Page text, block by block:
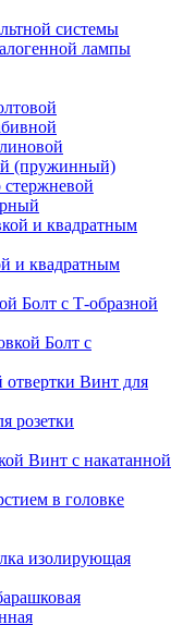
системы
лампы
(пружинный)
и квадратным
Болт с Т-образной
Болт с
Винт для
розетки
Винт с накатанной
в головке
изолирующая